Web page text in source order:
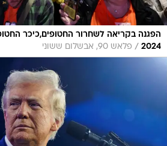
2024
/ פלאש 90, אבשלום ששוני